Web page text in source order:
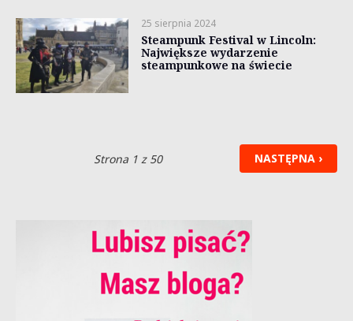
25 sierpnia 2024
Steampunk Festival w Lincoln:
Największe wydarzenie
steampunkowe na świecie
NASTĘPNA ›
Strona 1 z 50